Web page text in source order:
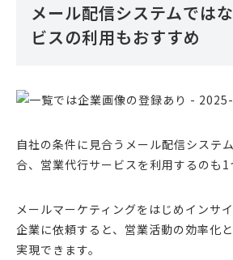
メール配信システムでは
ビスの利用もおすすめ
自社の条件に見合うメール配信システ
合、営業代行サービスを利用するのも1
メールマーケティングをはじめインサ
企業に依頼すると、営業活動の効率化
実現できます。